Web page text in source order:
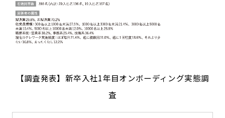
【調査発表】新卒入社1年目オンボーディング実態調
査